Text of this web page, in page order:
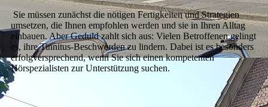
Sie müssen zunächst die nötigen Fertigkeiten und Strategien
umsetzen, die Ihnen empfohlen werden und sie in Ihren Alltag
einbauen. Aber Geduld zahlt sich aus: Vielen Betroffenen gelingt
es, ihre Tinnitus-Beschwerden zu lindern. Dabei ist es besonders
erfolgversprechend, wenn Sie sich einen kompetenten
Hörspezialisten zur Unterstützung suchen.